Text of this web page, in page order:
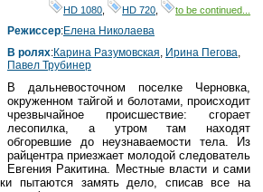
HD 1080 HD 720 to be continued...
Режиссер:Елена Николаева
В ролях:Карина Разумовская Ирина Пегова
Павел Трубинер
В дальневосточном поселке Черновка,
окруженном тайгой и болотами, происходит
чрезвычайное происшествие: сгорает
лесопилка, а утром там находят
обгоревшие до неузнаваемости тела. Из
райцентра приезжает молодой следователь
Евгения Ракитина. Местные власти и сами
пытаются замять дело, списав все на